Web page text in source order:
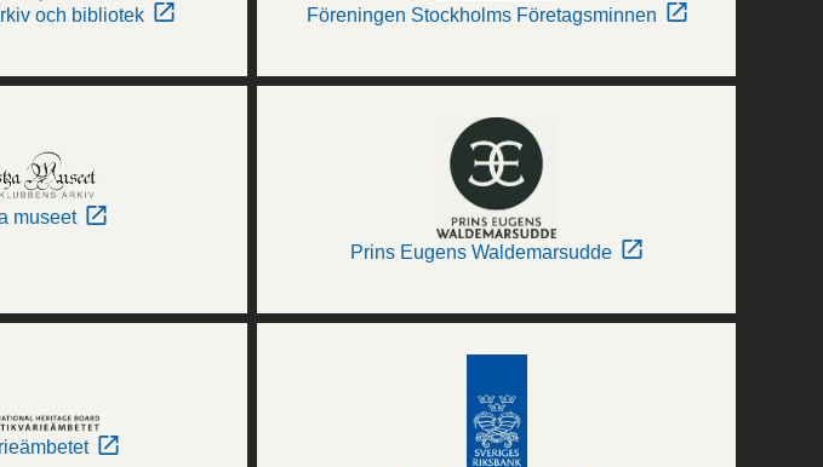
och bibliotek Föreningen Stockholms Företagsminnen
museet
Prins Eugens Waldemarsudde